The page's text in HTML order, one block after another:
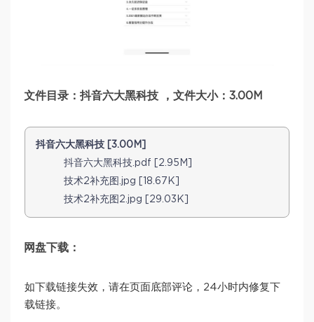
文件目录：抖音六大黑科技 ，文件大小：3.00M
抖音六大黑科技 [3.00M]
抖音六大黑科技.pdf [2.95M]
技术2补充图.jpg [18.67K]
技术2补充图2.jpg [29.03K]
网盘下载：
如下载链接失效，请在页面底部评论，24小时内修复下
载链接。